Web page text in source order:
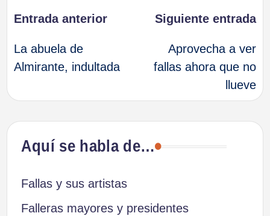
Navegación
de
entradas
Entrada anterior
La abuela de
Almirante, indultada
Siguiente entrada
Aprovecha a ver
fallas ahora que no
llueve
Aquí se habla de…
Fallas y sus artistas
Falleras mayores y presidentes